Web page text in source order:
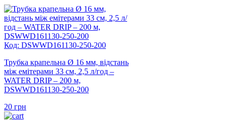
Код: DSWWD161130-250-200
Трубка крапельна Ø 16 мм, відстань
між емітерами 33 см, 2,5 л/год –
WATER DRIP – 200 м,
DSWWD161130-250-200
20 грн